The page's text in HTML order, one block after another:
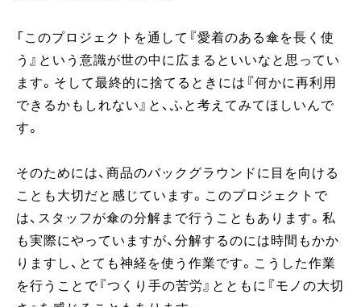
「このプロジェクトを通して『愛着のある傘を長く使
う』という意識が世の中に広まるといいなと思ってい
ます。そして最終的に捨てるときには『何かに再利用
できるかもしれない』と、ふと考えてみてほしいんで
す。
そのためには、商品のバックグラウンドに目を向ける
ことも大切だと感じています。このプロジェクトで
は、スタッフが傘の分解まで行うこともあります。私
も実際にやっていますが、分解するのには時間もかか
りますし、とても神経を使う作業です。こうした作業
を行うことで『つくり手の苦労』とともに『モノの大切